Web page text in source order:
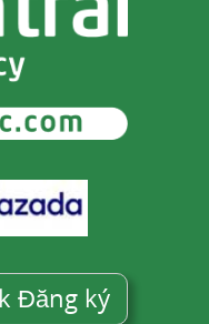
Đăng ký